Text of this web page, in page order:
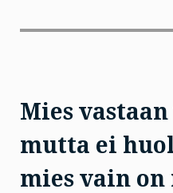
Mies
mutta ei
mies vain